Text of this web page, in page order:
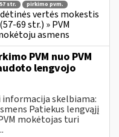
str. pirkimo pvm.
vertės mokestis
69 str.) » PVM
asmens
PVM nuo PVM
lengvojo
informacija skelbiama:
Patiekus lengvąjį
mokėtojas turi